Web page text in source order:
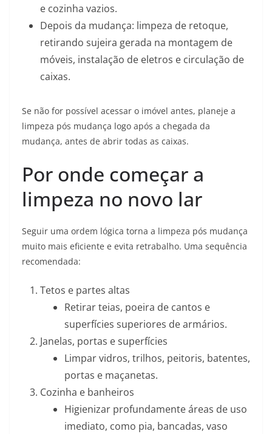
e cozinha vazios.
Depois da mudança: limpeza de retoque,
retirando sujeira gerada na montagem de
móveis, instalação de eletros e circulação de
caixas.
Se não for possível acessar o imóvel antes, planeje a
limpeza pós mudança logo após a chegada da
mudança, antes de abrir todas as caixas.
Por onde começar a
limpeza no novo lar
Seguir uma ordem lógica torna a limpeza pós mudança
muito mais eficiente e evita retrabalho. Uma sequência
recomendada:
Tetos e partes altas
Retirar teias, poeira de cantos e
superfícies superiores de armários.
Janelas, portas e superfícies
Limpar vidros, trilhos, peitoris, batentes,
portas e maçanetas.
Cozinha e banheiros
Higienizar profundamente áreas de uso
imediato, como pia, bancadas, vaso